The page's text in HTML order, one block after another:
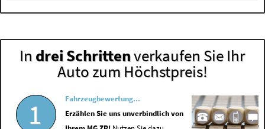
In drei Schrittenverkaufen Sie Ihr
Auto zum Höchstpreis!
1
Fahrzeugbewertung...
Erzählen Sie uns unverbindlich von